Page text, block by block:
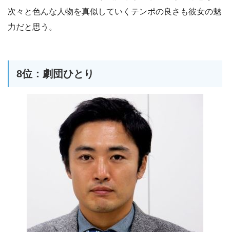
次々と色んな人物を真似していくテンポの良さも彼女の魅
力だと思う。
8位：劇団ひとり